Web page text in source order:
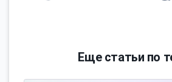
Еще статьи по